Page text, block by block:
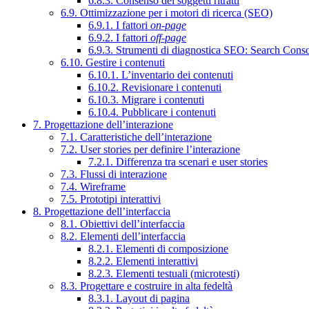
6.9. Ottimizzazione per i motori di ricerca (SEO)
6.9.1. I fattori on-page
6.9.2. I fattori off-page
6.9.3. Strumenti di diagnostica SEO: Search
6.10. Gestire i contenuti
6.10.1. L’inventario dei contenuti
6.10.2. Revisionare i contenuti
6.10.3. Migrare i contenuti
6.10.4. Pubblicare i contenuti
7. Progettazione dell’interazione
7.1. Caratteristiche dell’interazione
7.2. User stories per definire l’interazione
7.2.1. Differenza tra scenari e user stories
7.3. Flussi di interazione
7.4. Wireframe
7.5. Prototipi interattivi
8. Progettazione dell’interfaccia
8.1. Obiettivi dell’interfaccia
8.2. Elementi dell’interfaccia
8.2.1. Elementi di composizione
8.2.2. Elementi interattivi
8.2.3. Elementi testuali (microtesti)
8.3. Progettare e costruire in alta fedeltà
8.3.1. Layout di pagina